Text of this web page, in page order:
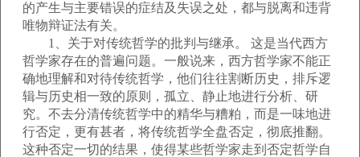
的产生与主要错误的症结及失误之处，都与脱离和违背
唯物辩证法有关。
1、关于对传统哲学的批判与继承。 这是当代西方
哲学家存在的普遍问题。一般说来，西方哲学家不能正
确地理解和对待传统哲学，他们往往割断历史，排斥逻
辑与历史相一致的原则，孤立、静止地进行分析、研
究。不去分清传统哲学中的精华与糟粕，而是一味地进
行否定，更有甚者，将传统哲学全盘否定，彻底推翻。
这种否定一切的结果，使得某些哲学家走到否定哲学自